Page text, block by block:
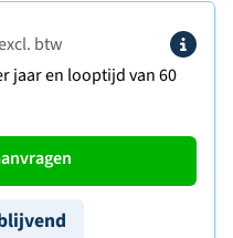
btw
jaar en looptijd van 60